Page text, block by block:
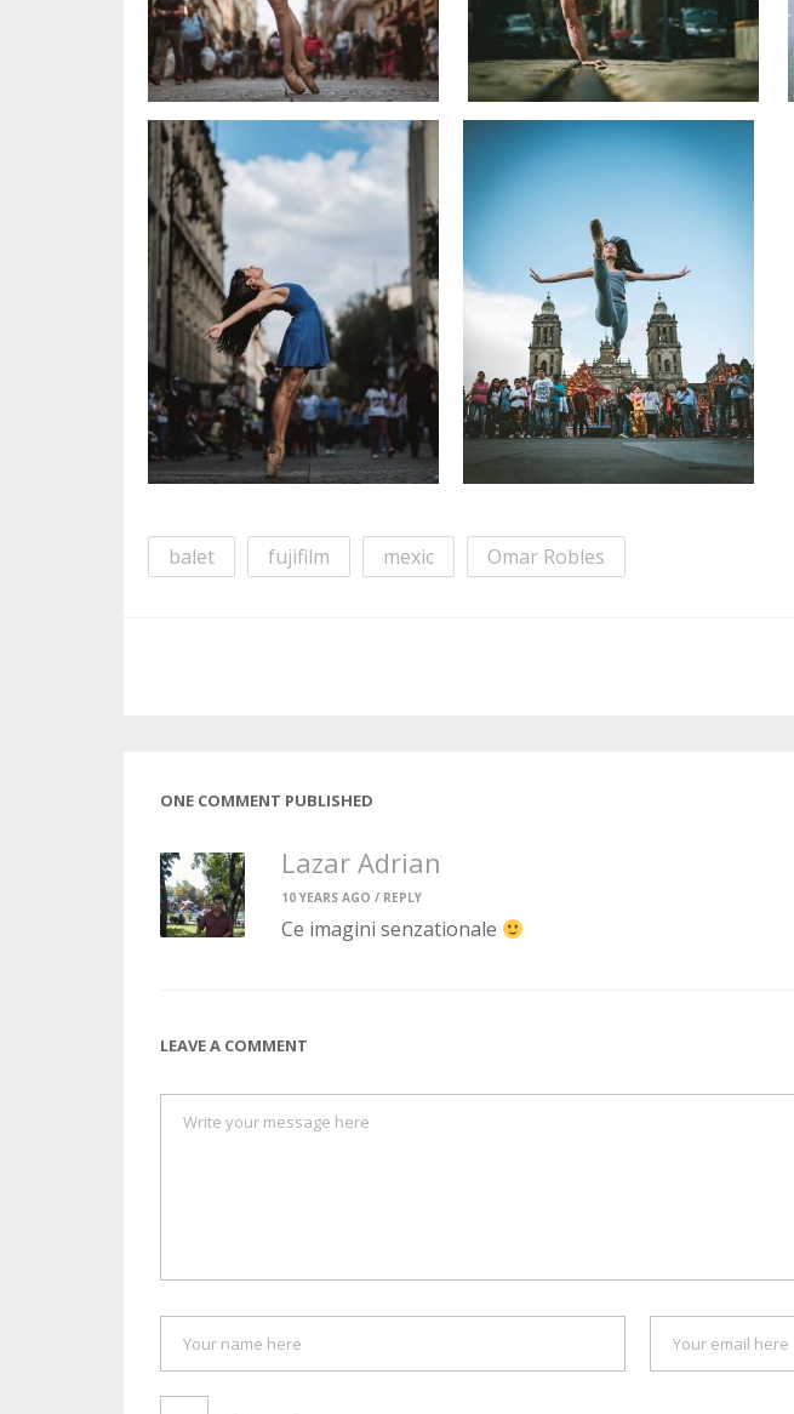
balet fujifilm mexic Omar Robles
ONE COMMENT PUBLISHED
Lazar Adrian
10 YEARS AGO / REPLY
Ce imagini senzationale
LEAVE A COMMENT